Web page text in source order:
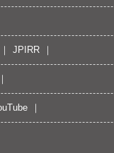
JPIRR